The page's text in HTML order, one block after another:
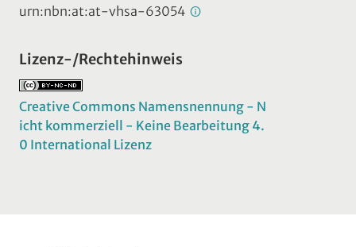
urn:nbn:at:at-vhsa-63054
Lizenz-/Rechtehinweis
Creative Commons Namensnennung - N
icht kommerziell - Keine Bearbeitung 4.
0 International Lizenz